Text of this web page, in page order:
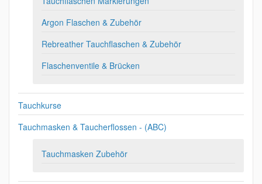
Argon Flaschen & Zubehör
Rebreather Tauchflaschen & Zubehör
Flaschenventile & Brücken
Tauchkurse
Tauchmasken & Taucherflossen - (ABC)
Tauchmasken Zubehör